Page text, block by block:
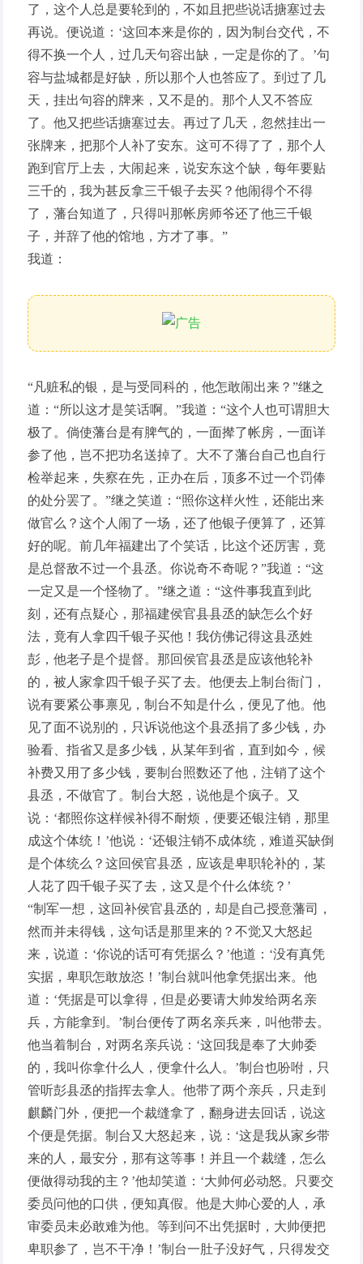
了，这个人总是要轮到的，不如且把些说话搪塞过去
再说。便说道：‘这回本来是你的，因为制台交代，不
得不换一个人，过几天句容出缺，一定是你的了。’句
容与盐城都是好缺，所以那个人也答应了。到过了几
天，挂出句容的牌来，又不是的。那个人又不答应
了。他又把些话搪塞过去。再过了几天，忽然挂出一
张牌来，把那个人补了安东。这可不得了了，那个人
跑到官厅上去，大闹起来，说安东这个缺，每年要贴
三千的，我为甚反拿三千银子去买？他闹得个不得
了，藩台知道了，只得叫那帐房师爷还了他三千银
子，并辞了他的馆地，方才了事。”
我道：
“凡赃私的银，是与受同科的，他怎敢闹出来？”继之
道：“所以这才是笑话啊。”我道：“这个人也可谓胆大
极了。倘使藩台是有脾气的，一面撵了帐房，一面详
参了他，岂不把功名送掉了。大不了藩台自己也自行
检举起来，失察在先，正办在后，顶多不过一个罚俸
的处分罢了。”继之笑道：“照你这样火性，还能出来
做官么？这个人闹了一场，还了他银子便算了，还算
好的呢。前几年福建出了个笑话，比这个还厉害，竟
是总督敌不过一个县丞。你说奇不奇呢？”我道：“这
一定又是一个怪物了。”继之道：“这件事我直到此
刻，还有点疑心，那福建侯官县县丞的缺怎么个好
法，竟有人拿四千银子买他！我仿佛记得这县丞姓
彭，他老子是个提督。那回侯官县丞是应该他轮补
的，被人家拿四千银子买了去。他便去上制台衙门，
说有要紧公事禀见，制台不知是什么，便见了他。他
见了面不说别的，只诉说他这个县丞捐了多少钱，办
验看、指省又是多少钱，从某年到省，直到如今，候
补费又用了多少钱，要制台照数还了他，注销了这个
县丞，不做官了。制台大怒，说他是个疯子。又
说：‘都照你这样候补得不耐烦，便要还银注销，那里
成这个体统！’他说：‘还银注销不成体统，难道买缺倒
是个体统么？这回侯官县丞，应该是卑职轮补的，某
人花了四千银子买了去，这又是个什么体统？’
“制军一想，这回补侯官县丞的，却是自己授意藩司，
然而并未得钱，这句话是那里来的？不觉又大怒起
来，说道：‘你说的话可有凭据么？’他道：‘没有真凭
实据，卑职怎敢放恣！’制台就叫他拿凭据出来。他
道：‘凭据是可以拿得，但是必要请大帅发给两名亲
兵，方能拿到。’制台便传了两名亲兵来，叫他带去。
他当着制台，对两名亲兵说：‘这回我是奉了大帅委
的，我叫你拿什么人，便拿什么人。’制台也吩咐，只
管听彭县丞的指挥去拿人。他带了两个亲兵，只走到
麒麟门外，便把一个裁缝拿了，翻身进去回话，说这
个便是凭据。制台又大怒起来，说：‘这是我从家乡带
来的人，最安分，那有这等事！并且一个裁缝，怎么
便做得动我的主？’他却笑道：‘大帅何必动怒。只要交
委员问他的口供，便知真假。他是大帅心爱的人，承
审委员未必敢难为他。等到问不出凭据时，大帅便把
卑职参了，岂不干净！’制台一肚子没好气，只得发交